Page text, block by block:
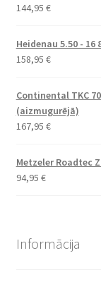
144,95 €
Heidenau 5.50 - 16
158,95 €
Continental TKC 70
(aizmugurējā)
167,95 €
Metzeler Roadtec
94,95 €
Informācija